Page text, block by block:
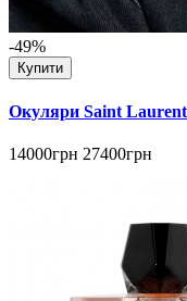
-49%
Купити
Окуляри Saint
14000грн 27400грн